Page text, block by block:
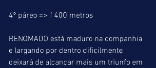
4º páreo => 1400 metros
RENOMADO está maduro na companhia
e largando por dentro dificilmente
deixará de alcançar mais um triunfo em